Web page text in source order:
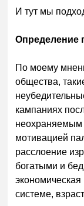
И тут мы
Определение
По моему
общества,
кампаниях
неохраняемым
мотивацией
расслоение
богатыми и
экономическая
системе,